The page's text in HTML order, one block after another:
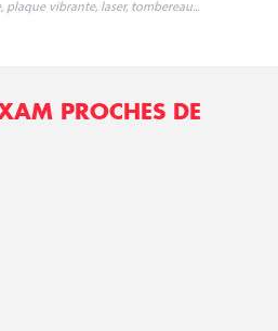
vibrante, laser, tombereau...
PROCHES DE